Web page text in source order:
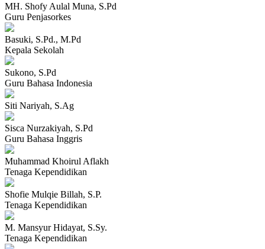
MH. Shofy Aulal Muna, S.Pd
Guru Penjasorkes
Basuki, S.Pd., M.Pd
Kepala Sekolah
Sukono, S.Pd
Guru Bahasa Indonesia
Siti Nariyah, S.Ag
Sisca Nurzakiyah, S.Pd
Guru Bahasa Inggris
Muhammad Khoirul Aflakh
Tenaga Kependidikan
Shofie Mulqie Billah, S.P.
Tenaga Kependidikan
M. Mansyur Hidayat, S.Sy.
Tenaga Kependidikan